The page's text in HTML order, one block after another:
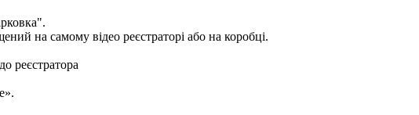
на самому відео реєстраторі або на коробці.
реєстратора